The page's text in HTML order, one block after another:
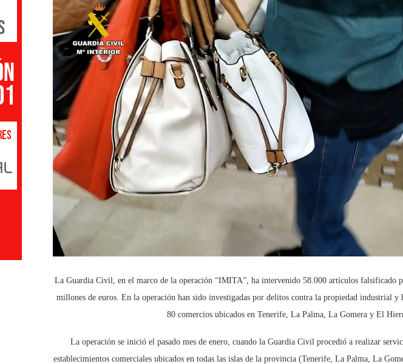
La Guardia Civil, en el marco de la operación “IMITA”, ha intervenido 58.000 artículos falsificado
millones de euros. En la operación han sido investigadas por delitos contra la propiedad industrial y
80 comercios ubicados en Tenerife, La Palma, La Gomera y El
La operación se inició el pasado mes de enero, cuando la Guardia Civil procedió a realizar
establecimientos comerciales ubicados en todas las islas de la provincia (Tenerife, La Palma, La